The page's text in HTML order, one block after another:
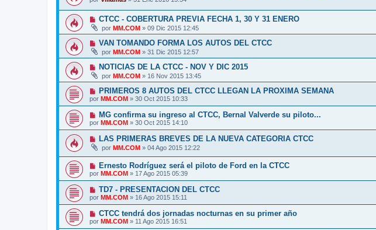
CTCC - COBERTURA PREVIA FECHA 1, 30 Y 31 ENERO
por MM.COM » 09 Dic 2015 12:45
VAN TOMANDO FORMA LOS AUTOS DEL CTCC
por MM.COM » 31 Dic 2015 12:57
NOTICIAS DE LA CTCC - NOV Y DIC 2015
por MM.COM » 16 Nov 2015 13:45
PRIMEROS 8 AUTOS DEL CTCC LLEGAN LA PROXIMA SEMANA
por MM.COM » 30 Oct 2015 10:33
MG confirma su ingreso al CTCC, Bernal Valverde su piloto...
por MM.COM » 30 Oct 2015 14:10
LAS PRIMERAS BREVES DE LA NUEVA CATEGORIA CTCC
por MM.COM » 04 Ago 2015 12:22
Ernesto Rodríguez será el piloto de Ford en la CTCC
por MM.COM » 17 Ago 2015 05:39
TD7 - PRESENTACION DEL CTCC
por MM.COM » 16 Ago 2015 15:11
CTCC tendrá dos jornadas nocturnas en su primer año
por MM.COM » 11 Ago 2015 16:51